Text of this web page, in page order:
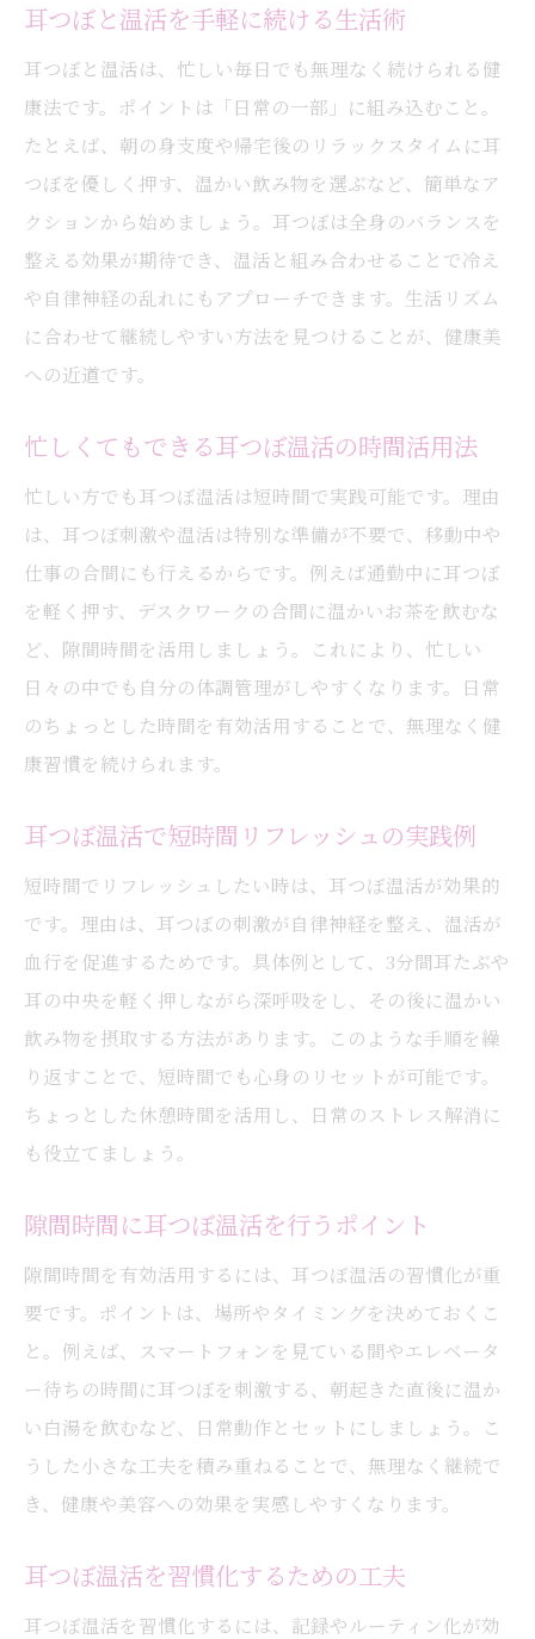
耳つぼと温活を手軽に続ける生活術
耳つぼと温活は、忙しい毎日でも無理なく続けられる健
康法です。ポイントは「日常の一部」に組み込むこと。
たとえば、朝の身支度や帰宅後のリラックスタイムに耳
つぼを優しく押す、温かい飲み物を選ぶなど、簡単なア
クションから始めましょう。耳つぼは全身のバランスを
整える効果が期待でき、温活と組み合わせることで冷え
や自律神経の乱れにもアプローチできます。生活リズム
に合わせて継続しやすい方法を見つけることが、健康美
への近道です。
忙しくてもできる耳つぼ温活の時間活用法
忙しい方でも耳つぼ温活は短時間で実践可能です。理由
は、耳つぼ刺激や温活は特別な準備が不要で、移動中や
仕事の合間にも行えるからです。例えば通勤中に耳つぼ
を軽く押す、デスクワークの合間に温かいお茶を飲むな
ど、隙間時間を活用しましょう。これにより、忙しい
日々の中でも自分の体調管理がしやすくなります。日常
のちょっとした時間を有効活用することで、無理なく健
康習慣を続けられます。
耳つぼ温活で短時間リフレッシュの実践例
短時間でリフレッシュしたい時は、耳つぼ温活が効果的
です。理由は、耳つぼの刺激が自律神経を整え、温活が
血行を促進するためです。具体例として、3分間耳たぶや
耳の中央を軽く押しながら深呼吸をし、その後に温かい
飲み物を摂取する方法があります。このような手順を繰
り返すことで、短時間でも心身のリセットが可能です。
ちょっとした休憩時間を活用し、日常のストレス解消に
も役立てましょう。
隙間時間に耳つぼ温活を行うポイント
隙間時間を有効活用するには、耳つぼ温活の習慣化が重
要です。ポイントは、場所やタイミングを決めておくこ
と。例えば、スマートフォンを見ている間やエレベータ
ー待ちの時間に耳つぼを刺激する、朝起きた直後に温か
い白湯を飲むなど、日常動作とセットにしましょう。こ
うした小さな工夫を積み重ねることで、無理なく継続で
き、健康や美容への効果を実感しやすくなります。
耳つぼ温活を習慣化するための工夫
耳つぼ温活を習慣化するには、記録やルーティン化が効